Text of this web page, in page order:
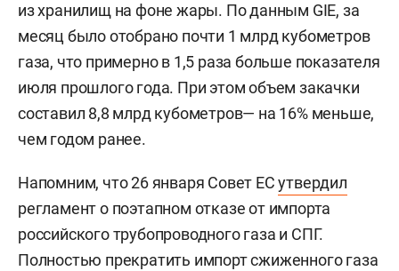
из хранилищ на фоне жары. По данным GIE, за
месяц было отобрано почти 1 млрд кубометров
газа, что примерно в 1,5 раза больше показателя
июля прошлого года. При этом объем закачки
составил 8,8 млрд кубометров— на 16% меньше,
чем годом ранее.
Напомним, что 26 января Совет ЕСутвердил
регламент о поэтапном отказе от импорта
российского трубопроводного газа и СПГ.
Полностью прекратить импорт сжиженного газа